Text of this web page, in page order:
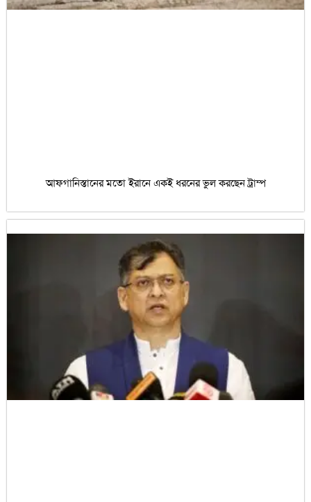
আফগানিস্তানের মতো ইরানে একই ধরনের ভুল করছেন ট্রাম্প